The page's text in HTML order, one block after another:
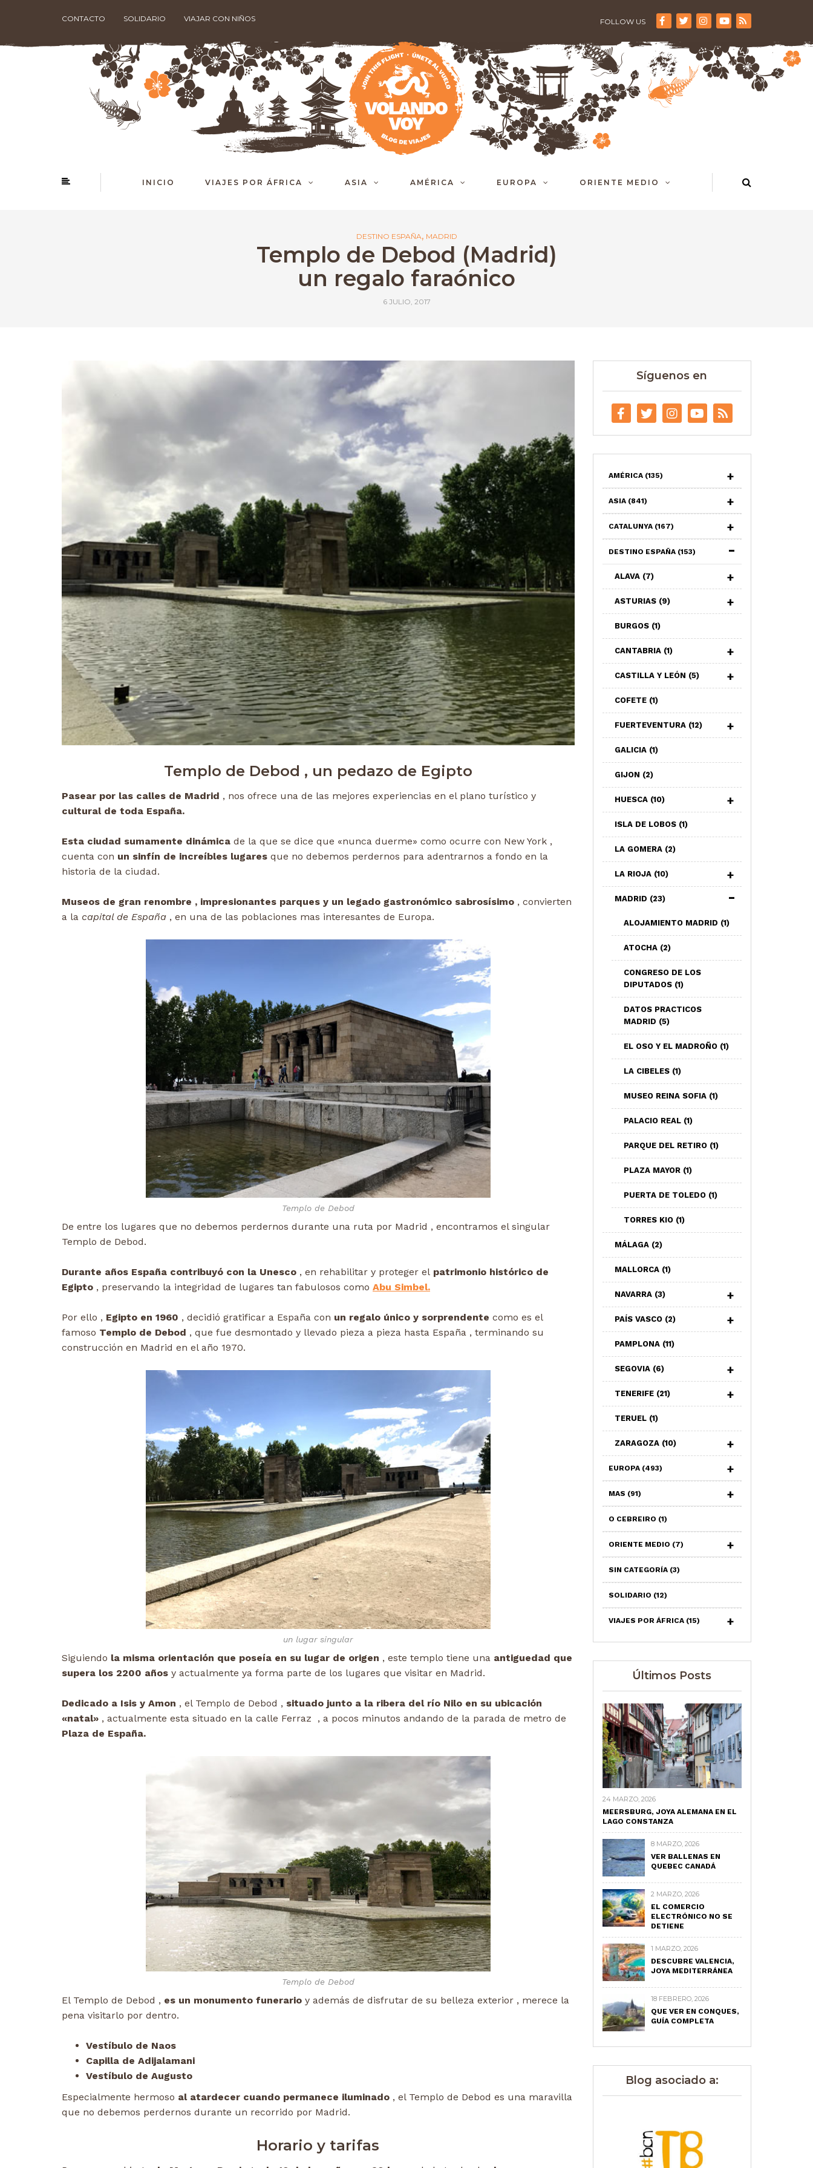
CONTACTO SOLIDARIO VIAJAR CON NIÑOS FOLLOW US
INICIO VIAJES POR ÁFRICA ASIA AMÉRICA EUROPA ORIENTE MEDIO
DESTINO ESPAÑA, MADRID
Templo de Debod (Madrid)
un regalo faraónico
6 JULIO, 2017
Templo de Debod , un pedazo de Egipto
Pasear por las calles de Madrid , nos ofrece una de las mejores experiencias en el plano turístico y
cultural de toda España.
Esta ciudad sumamente dinámica de la que se dice que «nunca duerme» como ocurre con New York ,
cuenta con un sinfín de increíbles lugares que no debemos perdernos para adentrarnos a fondo en la
historia de la ciudad.
Museos de gran renombre , impresionantes parques y un legado gastronómico sabrosísimo , convierten
a la capital de España , en una de las poblaciones mas interesantes de Europa.
Templo de Debod
De entre los lugares que no debemos perdernos durante una ruta por Madrid , encontramos el singular
Templo de Debod.
Durante años España contribuyó con la Unesco , en rehabilitar y proteger el patrimonio histórico de
Egipto , preservando la integridad de lugares tan fabulosos como Abu Simbel.
Por ello , Egipto en 1960 , decidió gratificar a España con un regalo único y sorprendente como es el
famoso Templo de Debod , que fue desmontado y llevado pieza a pieza hasta España , terminando su
construcción en Madrid en el año 1970.
un lugar singular
Siguiendo la misma orientación que poseía en su lugar de origen , este templo tiene una antiguedad que
supera los 2200 años y actualmente ya forma parte de los lugares que visitar en Madrid.
Dedicado a Isis y Amon , el Templo de Debod , situado junto a la ribera del río Nilo en su ubicación
«natal» , actualmente esta situado en la calle Ferraz , a pocos minutos andando de la parada de metro de
Plaza de España.
Templo de Debod
El Templo de Debod , es un monumento funerario y además de disfrutar de su belleza exterior , merece la
pena visitarlo por dentro.
Vestíbulo de Naos
Capilla de Adijalamani
Vestíbulo de Augusto
Especialmente hermoso al atardecer cuando permanece iluminado , el Templo de Debod es una maravilla
que no debemos perdernos durante un recorrido por Madrid.
Horario y tarifas
Síguenos en
AMÉRICA (135)
ASIA (841)
CATALUNYA (167)
DESTINO ESPAÑA (153)
ALAVA (7)
ASTURIAS (9)
BURGOS (1)
CANTABRIA (1)
CASTILLA Y LEÓN (5)
COFETE (1)
FUERTEVENTURA (12)
GALICIA (1)
GIJON (2)
HUESCA (10)
ISLA DE LOBOS (1)
LA GOMERA (2)
LA RIOJA (10)
MADRID (23)
ALOJAMIENTO MADRID (1)
ATOCHA (2)
CONGRESO DE LOS
DIPUTADOS (1)
DATOS PRACTICOS
MADRID (5)
EL OSO Y EL MADROÑO (1)
LA CIBELES (1)
MUSEO REINA SOFIA (1)
PALACIO REAL (1)
PARQUE DEL RETIRO (1)
PLAZA MAYOR (1)
PUERTA DE TOLEDO (1)
TORRES KIO (1)
MÁLAGA (2)
MALLORCA (1)
NAVARRA (3)
PAÍS VASCO (2)
PAMPLONA (11)
SEGOVIA (6)
TENERIFE (21)
TERUEL (1)
ZARAGOZA (10)
EUROPA (493)
MAS (91)
O CEBREIRO (1)
ORIENTE MEDIO (7)
SIN CATEGORÍA (3)
SOLIDARIO (12)
VIAJES POR ÁFRICA (15)
Últimos Posts
24 MARZO, 2026
MEERSBURG, JOYA ALEMANA EN EL
LAGO CONSTANZA
8 MARZO, 2026
VER BALLENAS EN
QUEBEC CANADÁ
2 MARZO, 2026
EL COMERCIO
ELECTRÓNICO NO SE
DETIENE
1 MARZO, 2026
DESCUBRE VALENCIA,
JOYA MEDITERRÁNEA
18 FEBRERO, 2026
QUE VER EN CONQUES,
GUÍA COMPLETA
Blog asociado a: